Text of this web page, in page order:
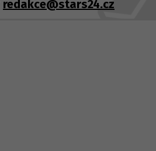
redakce@stars24.cz